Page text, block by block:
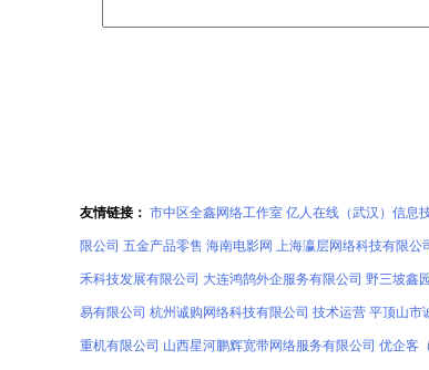
友情链接： 市中区全鑫网络工作室 亿人在线（武汉）信息
限公司 五金产品零售 海南电影网 上海瀛层网络科技有限公
禾科技发展有限公司 大连鸿鹄外企服务有限公司 野三坡鑫园
易有限公司 杭州诚购网络科技有限公司 技术运营 平顶山市
重机有限公司 山西星河鹏辉宽带网络服务有限公司 优企客